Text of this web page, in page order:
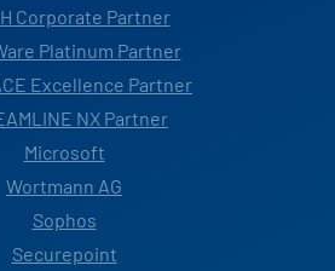
Corporate Partner
Platinum Partner
Excellence Partner
NX Partner
Microsoft
Wortmann AG
Sophos
Securepoint